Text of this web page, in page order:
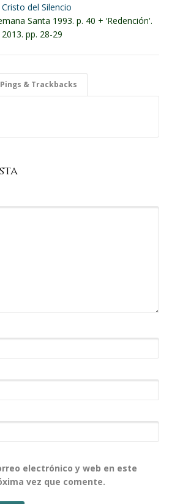
Cristo del Silencio
Santa 1993. p. 40 + ‘Redención'.
2013. pp. 28-29
& Trackbacks
electrónico y web en este
vez que comente.